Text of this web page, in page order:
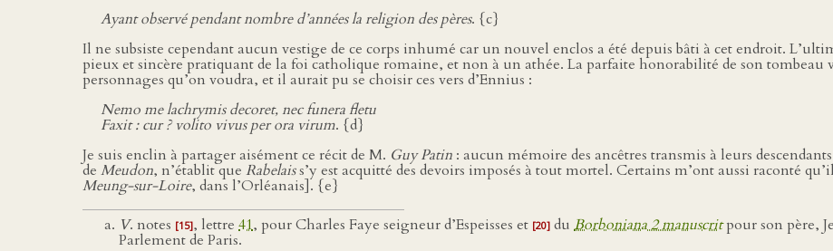
Ayant observé pendant nombre d’années la religion des pères. {c}
Il ne subsiste cependant aucun vestige de ce corps inhumé car un nouvel enclos a été depuis bâti à cet endroit.
pieux et sincère pratiquant de la foi catholique romaine, et non à un athée. La parfaite honorabilité de son tombeau
personnages qu’on voudra, et il aurait pu se choisir ces vers d’Ennius :
Nemo me lachrymis decoret, nec funera fletu
Faxit : cur ? volito vivus per ora virum. {d}
Je suis enclin à partager aisément ce récit de M. Guy Patin : aucun mémoire des ancêtres transmis à leurs
de Meudon, n’établit que Rabelaiss’y est acquitté des devoirs imposés à tout mortel. Certains m’ont aussi raconté
Meung-sur-Loire, dans l’Orléanais]. {e}
V. notes [15], lettre 41, pour Charles Faye seigneur d’Espeisses et [20] du Borboniana 2 manuscritpour son père,
Parlement de Paris.